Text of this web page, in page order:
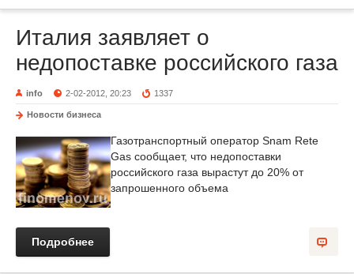
Италия заявляет о
недопоставке российского газа
info 2-02-2012, 20:23 1337
Новости бизнеса
Газотранспортный оператор Snam Rete
Gas сообщает, что недопоставки
российского газа вырастут до 20% от
запрошенного объема
Подробнее